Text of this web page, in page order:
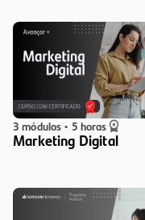
3 módulos • 5 horas
Marketing Digital